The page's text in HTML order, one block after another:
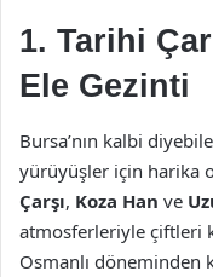
1. Tarihi
Ele Gezinti
Bursa’nın kalbi
yürüyüşler için harika
Çarşı, Koza Han ve
atmosferleriyle çiftleri
Osmanlı döneminden